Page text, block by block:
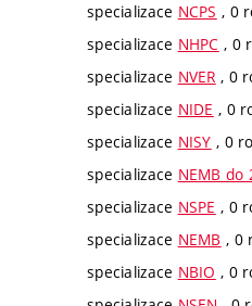
specializace NCPS , 0
specializace NHPC , 0
specializace NVER , 0
specializace NIDE , 0
specializace NISY , 0
specializace NEMB do
specializace NSPE , 0
specializace NEMB , 0
specializace NBIO , 0